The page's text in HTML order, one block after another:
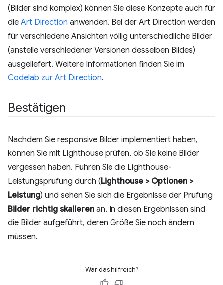
(Bilder sind komplex) können Sie diese Konzepte auch für
die Art Direction anwenden. Bei der Art Direction werden
für verschiedene Ansichten völlig unterschiedliche Bilder
(anstelle verschiedener Versionen desselben Bildes)
ausgeliefert. Weitere Informationen finden Sie im
Codelab zur Art Direction.
Bestätigen
Nachdem Sie responsive Bilder implementiert haben,
können Sie mit Lighthouse prüfen, ob Sie keine Bilder
vergessen haben. Führen Sie die Lighthouse-
Leistungsprüfung durch (Lighthouse > Optionen >
Leistung) und sehen Sie sich die Ergebnisse der Prüfung
Bilder richtig skalieren an. In diesen Ergebnissen sind
die Bilder aufgeführt, deren Größe Sie noch ändern
müssen.
War das hilfreich?